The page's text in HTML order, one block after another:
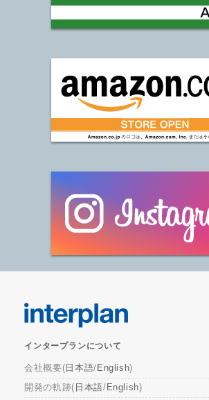
インタープランについて
会社概要( 日本語/ English)
開発の軌跡( 日本語/ English)